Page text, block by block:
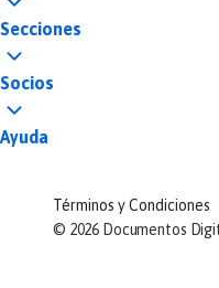
Secciones
Socios
Ayuda
© 2026 Documentos
Términos y Condiciones